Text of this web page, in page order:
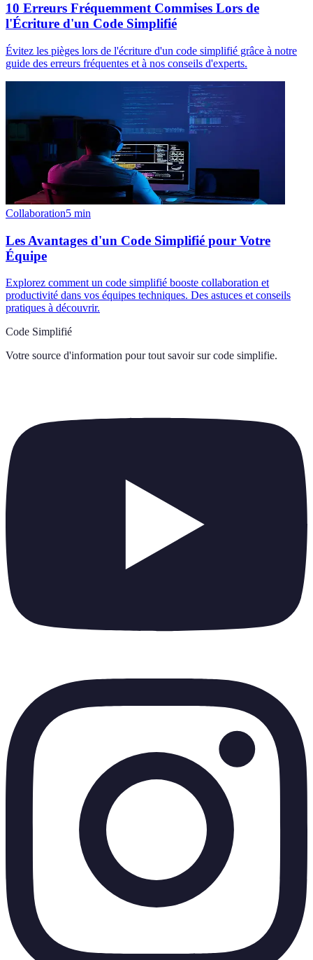
10 Erreurs Fréquemment Commises Lors de
l'Écriture d'un Code Simplifié
Évitez les pièges lors de l'écriture d'un code simplifié grâce à notre
guide des erreurs fréquentes et à nos conseils d'experts.
Collaboration5 min
Les Avantages d'un Code Simplifié pour Votre
Équipe
Explorez comment un code simplifié booste collaboration et
productivité dans vos équipes techniques. Des astuces et conseils
pratiques à découvrir.
Code Simplifié
Votre source d'information pour tout savoir sur code simplifie.